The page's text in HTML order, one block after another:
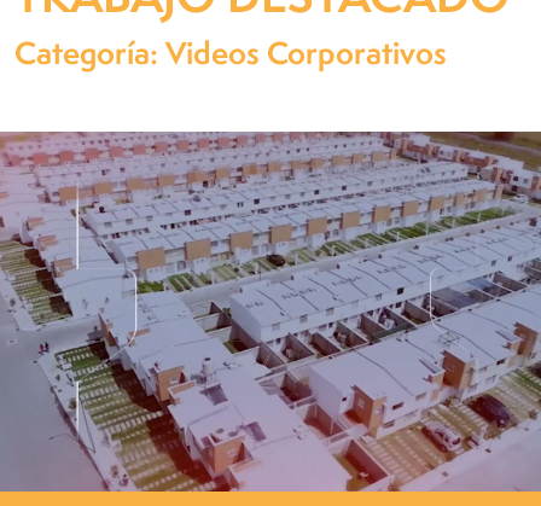
Categoría: Videos Corporativos